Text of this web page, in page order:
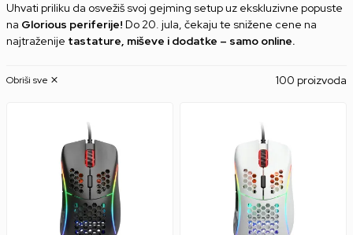
Uhvati priliku da osvežiš svoj gejming setup uz ekskluzivne popuste
na Glorious periferije! Do 20. jula, čekaju te snižene cene na
najtraženije tastature, miševe i dodatke – samo online.
100 proizvoda
Obriši sve